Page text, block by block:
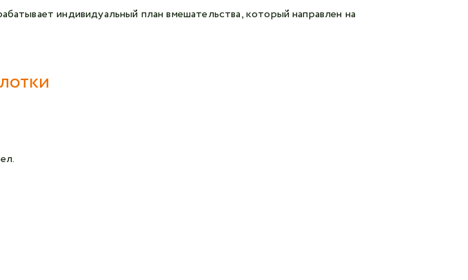
индивидуальный план вмешательства, который направлен на